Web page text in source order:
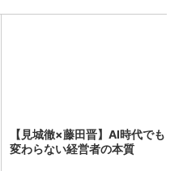
【見城徹×藤田晋】AI時代でも
変わらない経営者の本質